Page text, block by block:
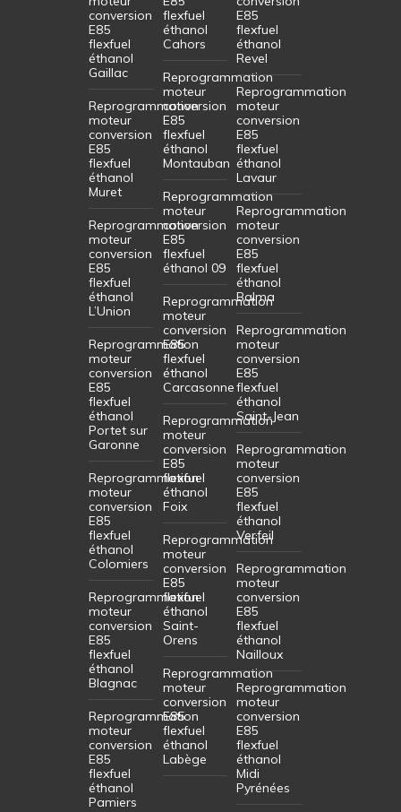
conversion
E85
flexfuel
éthanol
Gaillac
Reprogrammation
moteur
conversion
E85
flexfuel
éthanol
Muret
Reprogrammation
moteur
conversion
E85
flexfuel
éthanol
L’Union
Reprogrammation
moteur
conversion
E85
flexfuel
éthanol
Portet sur
Garonne
Reprogrammation
moteur
conversion
E85
flexfuel
éthanol
Colomiers
Reprogrammation
moteur
conversion
E85
flexfuel
éthanol
Blagnac
Reprogrammation
moteur
conversion
E85
flexfuel
éthanol
Pamiers
flexfuel
éthanol
Cahors
Reprogrammation
moteur
conversion
E85
flexfuel
éthanol
Montauban
Reprogrammation
moteur
conversion
E85
flexfuel
éthanol 09
Reprogrammation
moteur
conversion
E85
flexfuel
éthanol
Carcasonne
Reprogrammation
moteur
conversion
E85
flexfuel
éthanol
Foix
Reprogrammation
moteur
conversion
E85
flexfuel
éthanol
Saint-
Orens
Reprogrammation
moteur
conversion
E85
flexfuel
éthanol
Labège
E85
flexfuel
éthanol
Revel
Reprogrammation
moteur
conversion
E85
flexfuel
éthanol
Lavaur
Reprogrammation
moteur
conversion
E85
flexfuel
éthanol
Balma
Reprogrammation
moteur
conversion
E85
flexfuel
éthanol
Saint-Jean
Reprogrammation
moteur
conversion
E85
flexfuel
éthanol
Verfeil
Reprogrammation
moteur
conversion
E85
flexfuel
éthanol
Nailloux
Reprogrammation
moteur
conversion
E85
flexfuel
éthanol
Midi
Pyrénées